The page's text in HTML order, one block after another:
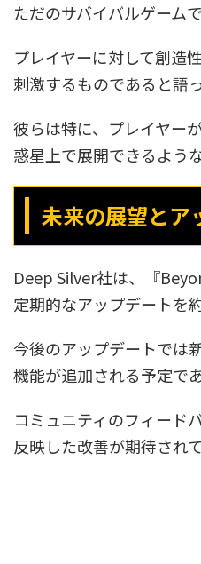
ただのサバイバルゲームで
プレイヤーに対して創造
刺激するものであると語
彼らは特に、プレイヤー
惑星上で展開できるよう
未来の展望とア
Deep Silver社は、『
定期的なアップデートを
今後のアップデートでは
機能が追加される予定であ
コミュニティのフィード
反映した改善が期待されて